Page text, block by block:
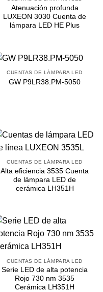
Atenuación profunda
LUXEON 3030 Cuenta de
lámpara LED HE Plus
CUENTAS DE LÁMPARA LED
GW P9LR38.PM-5050
CUENTAS DE LÁMPARA LED
Alta eficiencia 3535 Cuenta
de lámpara LED de
cerámica LH351H
CUENTAS DE LÁMPARA LED
Serie LED de alta potencia
Rojo 730 nm 3535
Cerámica LH351H